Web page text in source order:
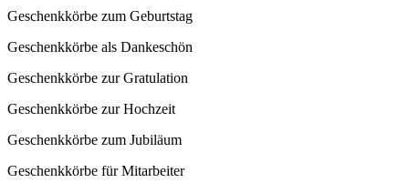
Geschenkkörbe zum Geburtstag
Geschenkkörbe als Dankeschön
Geschenkkörbe zur Gratulation
Geschenkkörbe zur Hochzeit
Geschenkkörbe zum Jubiläum
Geschenkkörbe für Mitarbeiter